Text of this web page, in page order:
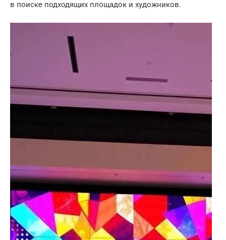
в поиске подходящих площадок и художников.